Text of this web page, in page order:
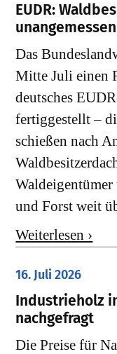
EUDR:
unangemessen
Das
Mitte Juli einen
deutsches
fertiggestellt –
schießen nach
und Forst weit
Weiterlesen ›
16. Juli 2026
Industrieholz
nachgefragt
Die Preise für